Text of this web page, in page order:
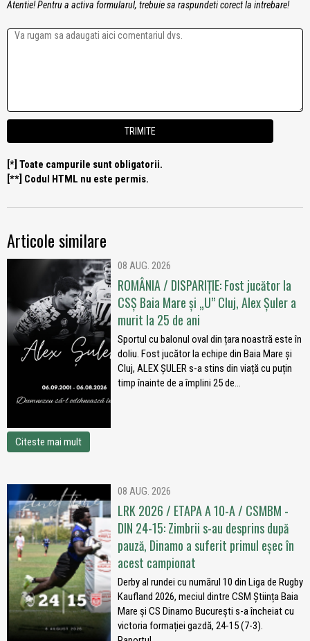
Atentie! Pentru a activa formularul, trebuie sa raspundeti corect la intrebare!
[*] Toate campurile sunt obligatorii.
[**] Codul HTML nu este permis.
Articole similare
08 AUG. 2026
ROMÂNIA / DISPARIȚIE: Fost jucător la
CSȘ Baia Mare și „U” Cluj, Alex Șuler a
murit la 25 de ani
Sportul cu balonul oval din țara noastră este în
doliu. Fost jucător la echipe din Baia Mare și
Cluj, ALEX ȘULER s-a stins din viață cu puțin
timp înainte de a împlini 25 de...
Citeste mai mult
08 AUG. 2026
LRK 2026 / ETAPA A 10-A / CSMBM -
DIN 24-15: Zimbrii s-au desprins după
pauză, Dinamo a suferit primul eșec în
acest campionat
Derby al rundei cu numărul 10 din Liga de Rugby
Kaufland 2026, meciul dintre CSM Știința Baia
Mare și CS Dinamo București s-a încheiat cu
victoria formației gazdă, 24-15 (7-3).